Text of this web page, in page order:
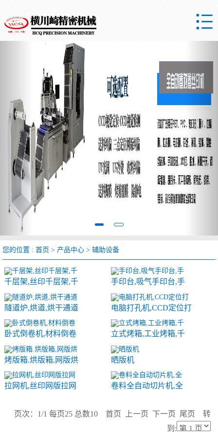

您的位置 : 首页 > 产品中心 > 辅助设备
千层架,丝印千层架,千 手印台,吸气手印台,手
隧道炉,烘道,烘干通道 电脑打孔机,CCD定位打
卧式倒卷机,材料倒卷 立式烤箱,工业烤箱,千
烤版箱.烘版箱,网版烘 晒版机
拉网机,丝印网版拉网 卷料全自动切片机,全
页次：1/1 每页25 总数10 首页 上一页 下一页 尾页 转
到: